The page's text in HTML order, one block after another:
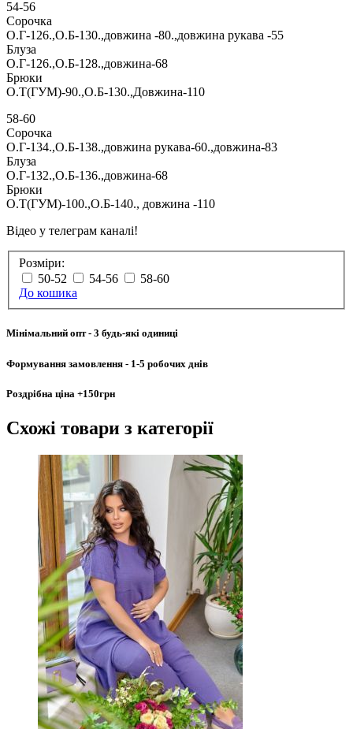
54-56
Сорочка
О.Г-126.,О.Б-130.,довжина -80.,довжина рукава -55
Блуза
О.Г-126.,О.Б-128.,довжина-68
Брюки
О.Т(ГУМ)-90.,О.Б-130.,Довжина-110
58-60
Сорочка
О.Г-134.,О.Б-138.,довжина рукава-60.,довжина-83
Блуза
О.Г-132.,О.Б-136.,довжина-68
Брюки
О.Т(ГУМ)-100.,О.Б-140., довжина -110
Відео у телеграм каналі!
Розміри:
50-52
54-56
58-60
До кошика
Мінімальний опт- 3 будь-які одиниці
Формування замовлення - 1-5 робочих днів
Роздрібна ціна +150грн
Схожі товари з категорії